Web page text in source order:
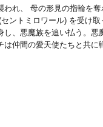
れ、 母の形見の指輪を
ントミロワール) を受け
、悪魔族を追い払う。悪
は仲間の愛天使たちと共